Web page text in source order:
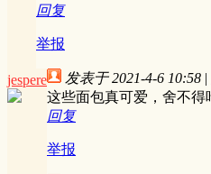
回复
举报
jespere 发表于 2021-4-6 10:58 |
这些面包真可爱，舍不得
回复
举报